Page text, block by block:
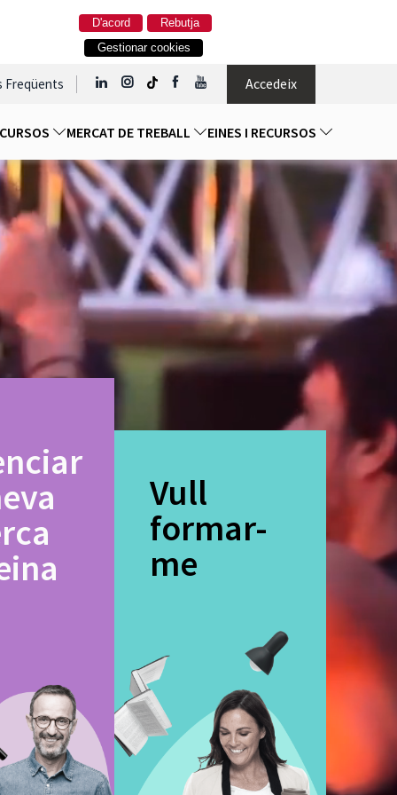
Rebutja
D'acord
Gestionar cookies
Freqüents Accedeix
MERCAT DE TREBALL EINES I RECURSOS
Vull
formar-
me